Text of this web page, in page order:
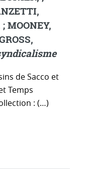
MOONEY,
de Sacco et
Temps
: (…)